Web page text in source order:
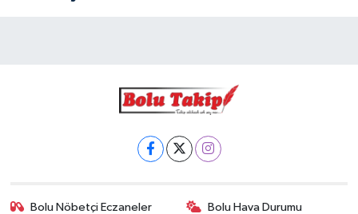
Bolu Nöbetçi Eczaneler Bolu Hava Durumu